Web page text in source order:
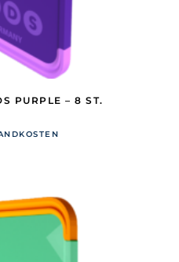
PURPLE – 8 ST.